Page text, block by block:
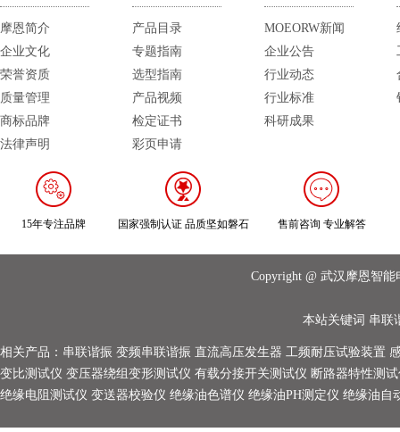
摩恩简介
企业文化
荣誉资质
质量管理
商标品牌
法律声明
产品目录
专题指南
选型指南
产品视频
检定证书
彩页申请
MOEORW新闻
企业公告
行业动态
行业标准
科研成果
15年专注品牌 国家强制认证 品质坚如磐石 售前咨询 专业解答
Copyright @ 武汉摩恩智
本站关键词 串联
相关产品： 串联谐振 变频串联谐振 直流高压发生器 工频耐压试验装置
变比测试仪 变压器绕组变形测试仪 有载分接开关测试仪 断路器特性测
绝缘电阻测试仪 变送器校验仪 绝缘油色谱仪 绝缘油PH测定仪 绝缘油自